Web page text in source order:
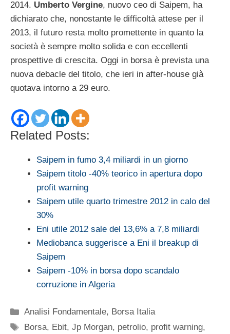
2014. Umberto Vergine, nuovo ceo di Saipem, ha
dichiarato che, nonostante le difficoltà attese per il
2013, il futuro resta molto promettente in quanto la
società è sempre molto solida e con eccellenti
prospettive di crescita. Oggi in borsa è prevista una
nuova debacle del titolo, che ieri in after-house già
quotava intorno a 29 euro.
Related Posts:
Saipem in fumo 3,4 miliardi in un giorno
Saipem titolo -40% teorico in apertura dopo
profit warning
Saipem utile quarto trimestre 2012 in calo del
30%
Eni utile 2012 sale del 13,6% a 7,8 miliardi
Mediobanca suggerisce a Eni il breakup di
Saipem
Saipem -10% in borsa dopo scandalo
corruzione in Algeria
Categorie
Analisi Fondamentale, Borsa Italia
Tag
Borsa, Ebit,Jp Morgan, petrolio, profit warning,